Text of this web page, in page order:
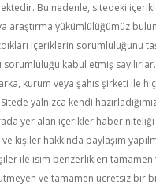
Bu nedenle, sitedeki
araştırma yükümlülüğümüz
içeriklerin sorumluluğunu
kabul etmiş
kurum veya şahıs şirketi ile
yalnızca kendi
yer alan içerikler haber niteliği
kişiler hakkında paylaşım
ile isim benzerlikleri
ve tamamen ücretsiz bir